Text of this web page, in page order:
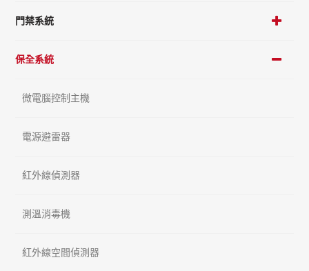
門禁系統
保全系統
微電腦控制主機
電源避雷器
紅外線偵測器
測溫消毒機
紅外線空間偵測器